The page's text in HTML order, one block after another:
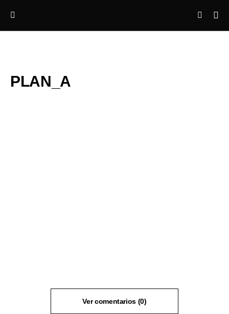
PLAN_A
Ver comentarios (0)